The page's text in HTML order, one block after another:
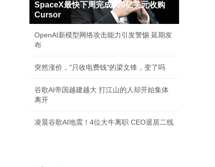
SpaceX最快下周完成600亿美元收购
Cursor
OpenAI新模型网络攻击能力引发警惕 延期发
布
突然涨价，"只收电费钱"的梁文锋，变了吗
谷歌AI帝国越建越大 打江山的人却开始集体
离开
凌晨谷歌AI地震！4位大牛离职 CEO退居二线